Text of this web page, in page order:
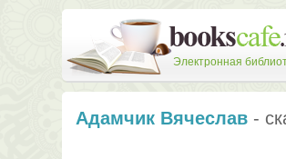
Электронная
Адамчик Вячеслав-